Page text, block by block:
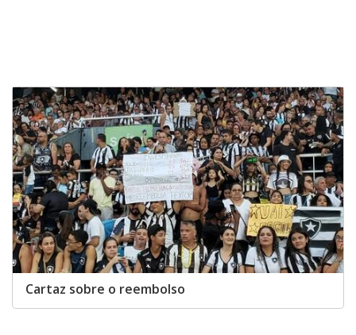
Cartaz sobre o reembolso